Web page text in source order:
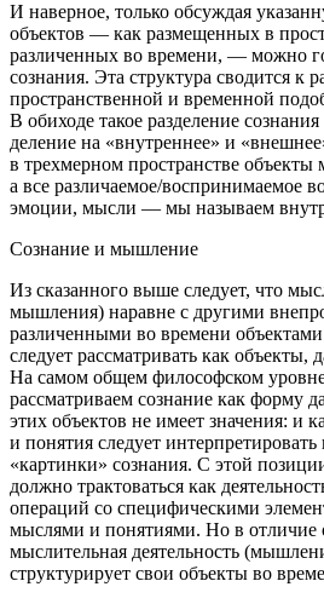
И наверное, только обсуждая
объектов — как размещенных в
различенных во времени, — можно
сознания. Эта структура сводится к
пространственной и временной
В обиходе такое разделение сознания
деление на «внутреннее» и
в трехмерном пространстве
а все различаемое/воспринимаемое
эмоции, мысли — мы называем
Сознание и мышление
Из сказанного выше следует, что
мышления) наравне с другими
различенными во времени
следует рассматривать как объекты,
На самом общем философском
рассматриваем сознание как форму
этих объектов не имеет значения: и
и понятия следует
«картинки» сознания. С этой
должно трактоваться как
операций со специфическими
мыслями и понятиями. Но в отличие
мыслительная деятельность
структурирует свои объекты во